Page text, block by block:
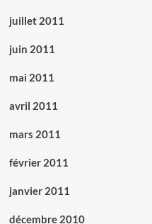
juillet 2011
juin 2011
mai 2011
avril 2011
mars 2011
février 2011
janvier 2011
décembre 2010